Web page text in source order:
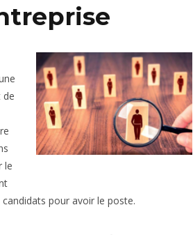
de
le
pour avoir le poste.